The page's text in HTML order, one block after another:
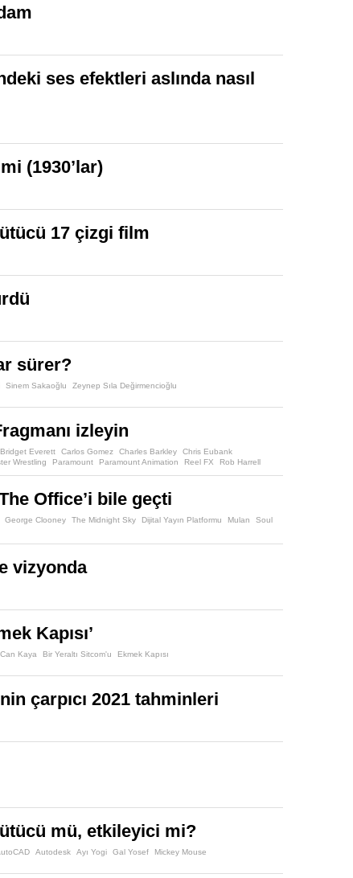
ses efektleri aslında nasıl
(1930’lar)
17 çizgi film
sürer?
Sinem Sakaoğlu Zeynep Sıla Değirmencioğlu
izleyin
Bridget Everett Carlos Gomez Charles Barkley
Chris Eubank
Wrestling Paramount Paramount Animation Reel FX
Rob Harrell
Office’i bile geçti
George Clooney The Midnight Sky Dijital Yayın Platformu Mulan
Soul
vizyonda
Kapısı’
Kaya Bir Yeraltı Sitcom'u Ekmek Kapısı
çarpıcı 2021 tahminleri
mü, etkileyici mi?
Autodesk Ayı Yogi Gal Yosef Mickey Mouse